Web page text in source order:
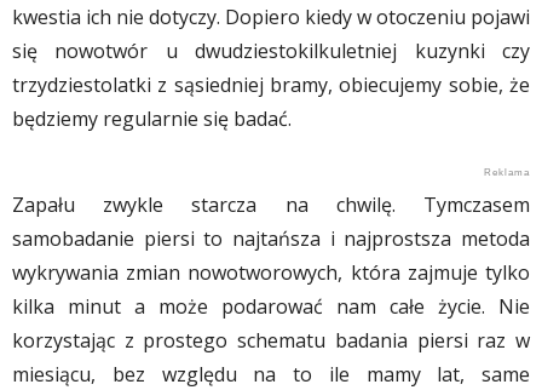
kwestia ich nie dotyczy. Dopiero kiedy w otoczeniu pojawi
się nowotwór u dwudziestokilkuletniej kuzynki czy
trzydziestolatki z sąsiedniej bramy, obiecujemy sobie, że
będziemy regularnie się badać.
Zapału zwykle starcza na chwilę. Tymczasem
samobadanie piersi to najtańsza i najprostsza metoda
wykrywania zmian nowotworowych, która zajmuje tylko
kilka minut a może podarować nam całe życie. Nie
korzystając z prostego schematu badania piersi raz w
miesiącu, bez względu na to ile mamy lat, same